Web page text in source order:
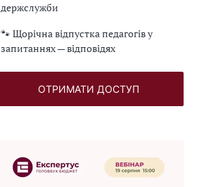
держслужби
🐾 Щорічна відпустка педагогів у
запитаннях — відповідях
ОТРИМАТИ ДОСТУП